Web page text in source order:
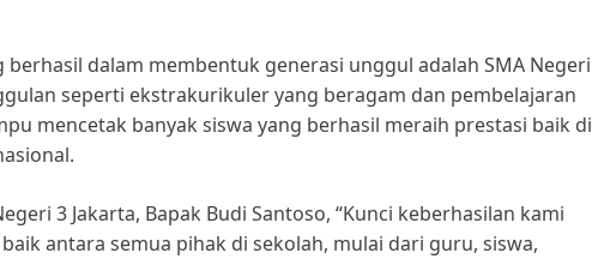
berhasil dalam membentuk generasi unggul adalah SMA Negeri
seperti ekstrakurikuler yang beragam dan pembelajaran
mencetak banyak siswa yang berhasil meraih prestasi baik di
3 Jakarta, Bapak Budi Santoso, “Kunci keberhasilan kami
antara semua pihak di sekolah, mulai dari guru, siswa,